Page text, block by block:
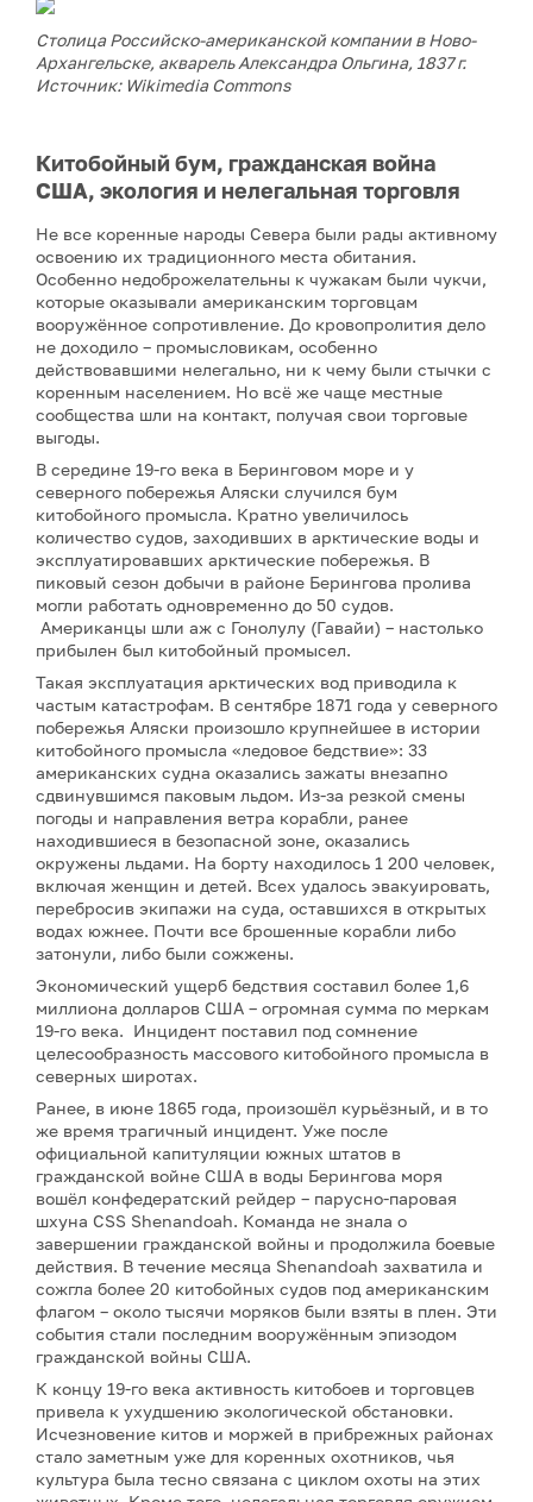
Столица Российско-американской компании в Ново-
Архангельске, акварель Александра Ольгина, 1837 г.
Источник: Wikimedia Commons
Китобойный бум, гражданская война
США, экология и нелегальная торговля
Не все коренные народы Севера были рады активному
освоению их традиционного места обитания.
Особенно недоброжелательны к чужакам были чукчи,
которые оказывали американским торговцам
вооружённое сопротивление. До кровопролития дело
не доходило – промысловикам, особенно
действовавшими нелегально, ни к чему были стычки с
коренным населением. Но всё же чаще местные
сообщества шли на контакт, получая свои торговые
выгоды.
В середине 19-го века в Беринговом море и у
северного побережья Аляски случился бум
китобойного промысла. Кратно увеличилось
количество судов, заходивших в арктические воды и
эксплуатировавших арктические побережья. В
пиковый сезон добычи в районе Берингова пролива
могли работать одновременно до 50 судов.
Американцы шли аж с Гонолулу (Гавайи) – настолько
прибылен был китобойный промысел.
Такая эксплуатация арктических вод приводила к
частым катастрофам. В сентябре 1871 года у северного
побережья Аляски произошло крупнейшее в истории
китобойного промысла «ледовое бедствие»: 33
американских судна оказались зажаты внезапно
сдвинувшимся паковым льдом. Из-за резкой смены
погоды и направления ветра корабли, ранее
находившиеся в безопасной зоне, оказались
окружены льдами. На борту находилось 1 200 человек,
включая женщин и детей. Всех удалось эвакуировать,
перебросив экипажи на суда, оставшихся в открытых
водах южнее. Почти все брошенные корабли либо
затонули, либо были сожжены.
Экономический ущерб бедствия составил более 1,6
миллиона долларов США – огромная сумма по меркам
19-го века. Инцидент поставил под сомнение
целесообразность массового китобойного промысла в
северных широтах.
Ранее, в июне 1865 года, произошёл курьёзный, и в то
же время трагичный инцидент. Уже после
официальной капитуляции южных штатов в
гражданской войне США в воды Берингова моря
вошёл конфедератский рейдер – парусно-паровая
шхуна CSS Shenandoah. Команда не знала о
завершении гражданской войны и продолжила боевые
действия. В течение месяца Shenandoah захватила и
сожгла более 20 китобойных судов под американским
флагом – около тысячи моряков были взяты в плен. Эти
события стали последним вооружённым эпизодом
гражданской войны США.
К концу 19-го века активность китобоев и торговцев
привела к ухудшению экологической обстановки.
Исчезновение китов и моржей в прибрежных районах
стало заметным уже для коренных охотников, чья
культура была тесно связана с циклом охоты на этих